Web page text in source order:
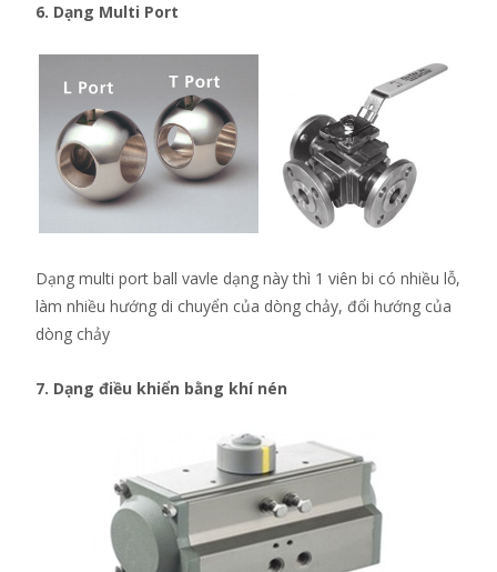
6. Dạng Multi Port
Dạng multi port ball vavle dạng này thì 1 viên bi có nhiều lỗ,
làm nhiều hướng di chuyển của dòng chảy, đổi hướng của
dòng chảy
7. Dạng điều khiển bằng khí nén